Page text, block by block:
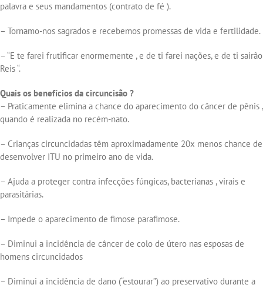
palavra e seus mandamentos (contrato de fé ).
– Tornamo-nos sagrados e recebemos promessas de vida e fertilidade.
– “E te farei frutificar enormemente , e de ti farei nações, e de ti sairão
Reis “.
Quais os benefícios da circuncisão ?
– Praticamente elimina a chance do aparecimento do câncer de pênis ,
quando é realizada no recém-nato.
– Crianças circuncidadas têm aproximadamente 20x menos chance de
desenvolver ITU no primeiro ano de vida.
– Ajuda a proteger contra infecções fúngicas, bacterianas , virais e
parasitárias.
– Impede o aparecimento de fimose parafimose.
– Diminui a incidência de câncer de colo de útero nas esposas de
homens circuncidados
– Diminui a incidência de dano (“estourar”) ao preservativo durante a